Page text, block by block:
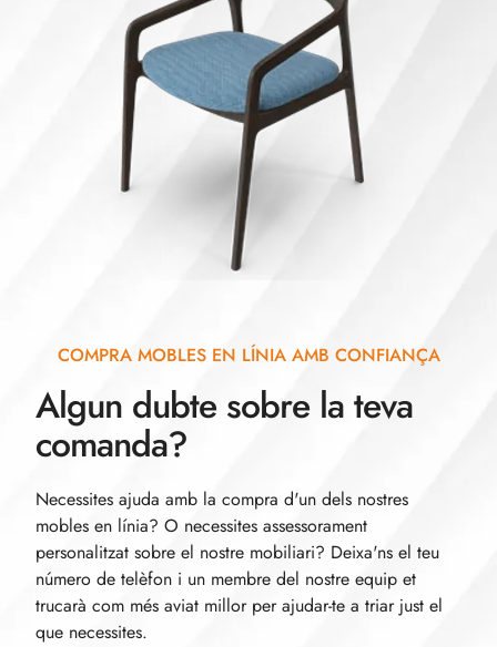
COMPRA MOBLES EN LÍNIA AMB CONFIANÇA
Algun dubte sobre la teva
comanda?
Necessites ajuda amb la compra d'un dels nostres
mobles en línia? O necessites assessorament
personalitzat sobre el nostre mobiliari? Deixa'ns el teu
número de telèfon i un membre del nostre equip et
trucarà com més aviat millor per ajudar-te a triar just el
que necessites.